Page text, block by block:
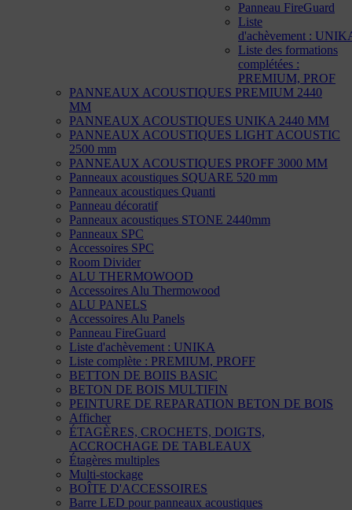
Panneau FireGuard
Liste
d'achèvement :
Liste des formations
complétées :
PREMIUM, PROF
PANNEAUX ACOUSTIQUES PREMIUM 2440
MM
PANNEAUX ACOUSTIQUES UNIKA 2440 MM
PANNEAUX ACOUSTIQUES LIGHT ACOUSTIC
2500 mm
PANNEAUX ACOUSTIQUES PROFF 3000 MM
Panneaux acoustiques SQUARE 520 mm
Panneaux acoustiques Quanti
Panneau décoratif
Panneaux acoustiques STONE 2440mm
Panneaux SPC
Accessoires SPC
Room Divider
ALU THERMOWOOD
Accessoires Alu Thermowood
ALU PANELS
Accessoires Alu Panels
Panneau FireGuard
Liste d'achèvement : UNIKA
Liste complète : PREMIUM, PROFF
BETTON DE BOIIS BASIC
BETON DE BOIS MULTIFIN
PEINTURE DE REPARATION BETON DE BOIS
Afficher
ÉTAGÈRES, CROCHETS, DOIGTS,
ACCROCHAGE DE TABLEAUX
Étagères multiples
Multi-stockage
BOÎTE D'ACCESSOIRES
Barre LED pour panneaux acoustiques